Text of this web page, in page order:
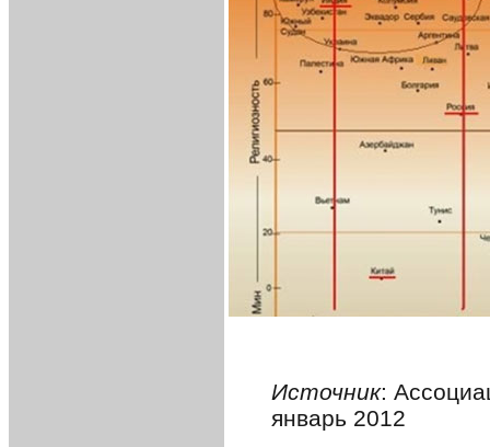
Источник:
январь 2012